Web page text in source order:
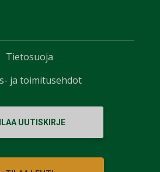
UUTISKIRJE
Tietosuoja
ja toimitusehdot